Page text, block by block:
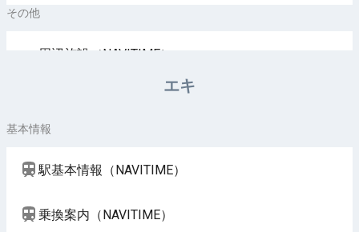
その他
周辺施設（NAVITIME）
エキ
基本情報
駅基本情報（NAVITIME）
乗換案内（NAVITIME）